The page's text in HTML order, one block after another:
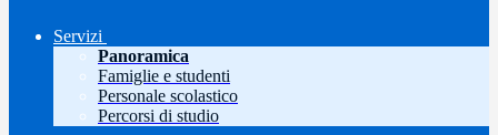
Servizi
Panoramica
Famiglie e studenti
Personale scolastico
Percorsi di studio